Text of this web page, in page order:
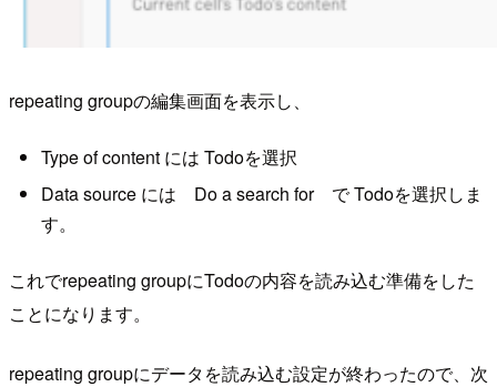
repeating groupの編集画面を表示し、
Type of content には Todoを選択
Data source には Do a search for で Todoを選択しま
す。
これでrepeating groupにTodoの内容を読み込む準備をした
ことになります。
repeating groupにデータを読み込む設定が終わったので、次